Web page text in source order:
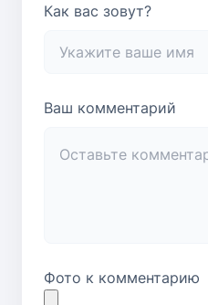
Как вас зовут?
Ваш комментарий
Фото к комментарию